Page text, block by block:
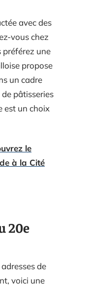
avec des
vous chez
préférez une
propose
un cadre
pâtisseries
est un choix
le
à la Cité
20e
de
voici une